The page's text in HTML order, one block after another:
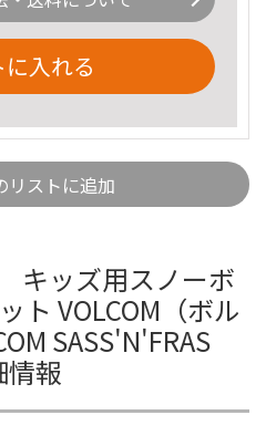
入れる
リストに追加
キッズ用スノーボ
ト VOLCOM（ボル
SASS'N'FRAS
情報